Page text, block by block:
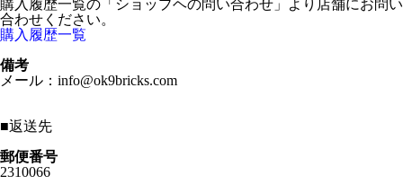
購入履歴一覧の「ショップヘの問い合わせ」より店舗にお問い
合わせください。
購入履歴一覧
備考
メール：info@ok9bricks.com
■返送先
郵便番号
2310066